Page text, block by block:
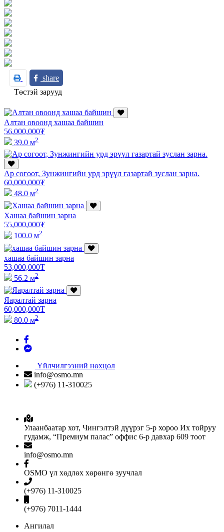
share
Төстэй зарууд
Алтан овоонд хашаа байшин
56,000,000₮
39.0 м2
Ар согоот, Зунжингийн урд эрүүл газартай зуслан зарна.
60,000,000₮
48.0 м2
Хашаа байшин зарна
55,000,000₮
100.0 м2
хашаа байшин зарна
53,000,000₮
56.2 м2
Яаралтай зарна
60,000,000₮
80.0 м2
Үйлчилгээний нөхцөл
info@osmo.mn
(+976) 11-310025
Улаанбаатар хот, Чингэлтэй дүүрэг 5-р хороо Их тойруу
гудамж, “Премиум палас” оффис 6-р давхар 609 тоот
info@osmo.mn
OSMO үл хөдлөх хөрөнгө зуучлал
(+976) 11-310025
(+976) 7011-1444
Ангилал